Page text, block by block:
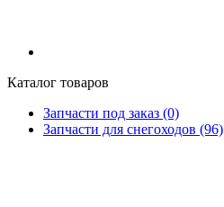
Каталог товаров
Запчасти под заказ (0)
Запчасти для снегоходов (96)